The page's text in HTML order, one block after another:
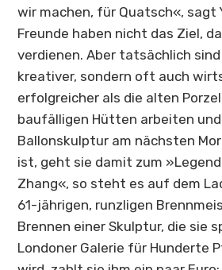
wir machen, für Quatsch«, sagt
Freunde haben nicht das Ziel,
verdienen. Aber tatsächlich
kreativer, sondern oft auch
erfolgreicher als die alten
baufälligen Hütten arbeiten und
Ballonskulptur am nächsten
ist, geht sie damit zum
Zhang«, so steht es auf dem
61-jährigen, runzligen
Brennen einer Skulptur, die sie
Londoner Galerie für Hunderte